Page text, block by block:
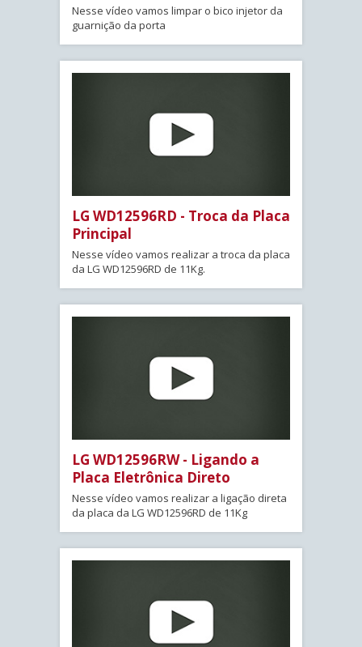
Nesse vídeo vamos limpar o bico injetor da
guarnição da porta
LG WD12596RD - Troca da Placa
Principal
Nesse vídeo vamos realizar a troca da placa
da LG WD12596RD de 11Kg.
LG WD12596RW - Ligando a
Placa Eletrônica Direto
Nesse vídeo vamos realizar a ligação direta
da placa da LG WD12596RD de 11Kg